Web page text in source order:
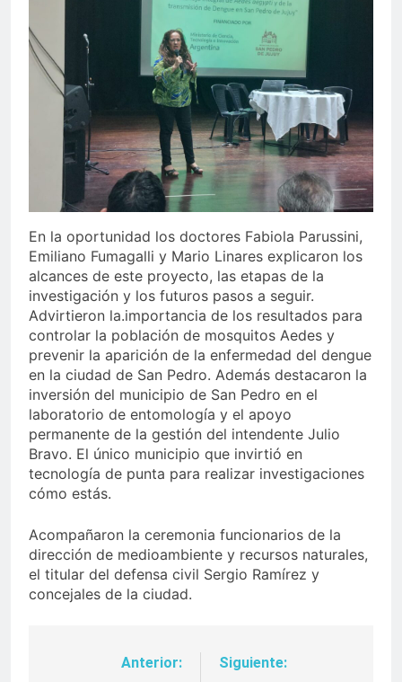
En la oportunidad los doctores Fabiola Parussini,
Emiliano Fumagalli y Mario Linares explicaron los
alcances de este proyecto, las etapas de la
investigación y los futuros pasos a seguir.
Advirtieron la.importancia de los resultados para
controlar la población de mosquitos Aedes y
prevenir la aparición de la enfermedad del dengue
en la ciudad de San Pedro. Además destacaron la
inversión del municipio de San Pedro en el
laboratorio de entomología y el apoyo
permanente de la gestión del intendente Julio
Bravo. El único municipio que invirtió en
tecnología de punta para realizar investigaciones
cómo estás.
Acompañaron la ceremonia funcionarios de la
dirección de medioambiente y recursos naturales,
el titular del defensa civil Sergio Ramírez y
concejales de la ciudad.
Navegación
Anterior:
Siguiente: